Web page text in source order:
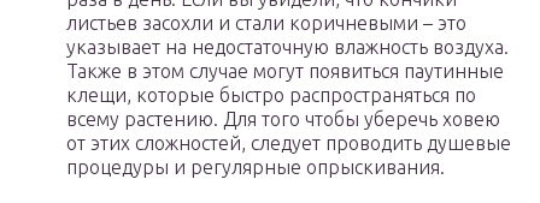
листьев засохли и стали коричневыми – это
указывает на недостаточную влажность воздуха.
Также в этом случае могут появиться паутинные
клещи, которые быстро распространяться по
всему растению. Для того чтобы уберечь ховею
от этих сложностей, следует проводить душевые
процедуры и регулярные опрыскивания.